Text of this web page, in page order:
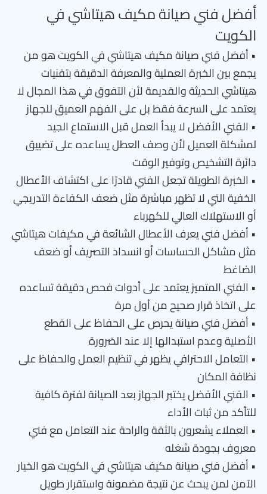
أفضل فني صيانة مكيف هيتاشي في
الكويت
• أفضل فني صيانة مكيف هيتاشي في الكويت هو من
يجمع بين الخبرة العملية والمعرفة الدقيقة بتقنيات
هيتاشي الحديثة والقديمة لأن التفوق في هذا المجال لا
يعتمد على السرعة فقط بل على الفهم العميق للجهاز
• الفني الأفضل لا يبدأ العمل قبل الاستماع الجيد
لمشكلة العميل لأن وصف العطل يساعده على تضييق
دائرة التشخيص وتوفير الوقت
• الخبرة الطويلة تجعل الفني قادرًا على اكتشاف الأعطال
الخفية التي لا تظهر مباشرة مثل ضعف الكفاءة التدريجي
أو الاستهلاك العالي للكهرباء
• أفضل فني يعرف الأعطال الشائعة في مكيفات هيتاشي
مثل مشاكل الحساسات أو انسداد التصريف أو ضعف
الضاغط
• الفني المتميز يعتمد على أدوات فحص دقيقة تساعده
على اتخاذ قرار صحيح من أول مرة
• أفضل فني صيانة يحرص على الحفاظ على القطع
الأصلية وعدم استبدالها إلا عند الضرورة
• التعامل الاحترافي يظهر في تنظيم العمل والحفاظ على
نظافة المكان
• الفني الأفضل يختبر الجهاز بعد الصيانة لفترة كافية
للتأكد من ثبات الأداء
• العملاء يشعرون بالثقة والراحة عند التعامل مع فني
معروف بجودة شغله
• أفضل فني صيانة مكيف هيتاشي في الكويت هو الخيار
الآمن لمن يبحث عن نتيجة مضمونة واستقرار طويل